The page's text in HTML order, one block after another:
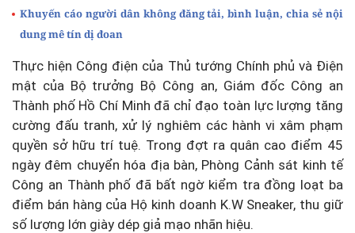
Khuyến cáo người dân không đăng tải, bình luận, chia sẻ nội
dung mê tín dị đoan
Thực hiện Công điện của Thủ tướng Chính phủ và Điện
mật của Bộ trưởng Bộ Công an, Giám đốc Công an
Thành phố Hồ Chí Minh đã chỉ đạo toàn lực lượng tăng
cường đấu tranh, xử lý nghiêm các hành vi xâm phạm
quyền sở hữu trí tuệ. Trong đợt ra quân cao điểm 45
ngày đêm chuyển hóa địa bàn, Phòng Cảnh sát kinh tế
Công an Thành phố đã bất ngờ kiểm tra đồng loạt ba
điểm bán hàng của Hộ kinh doanh K.W Sneaker, thu giữ
số lượng lớn giày dép giả mạo nhãn hiệu.